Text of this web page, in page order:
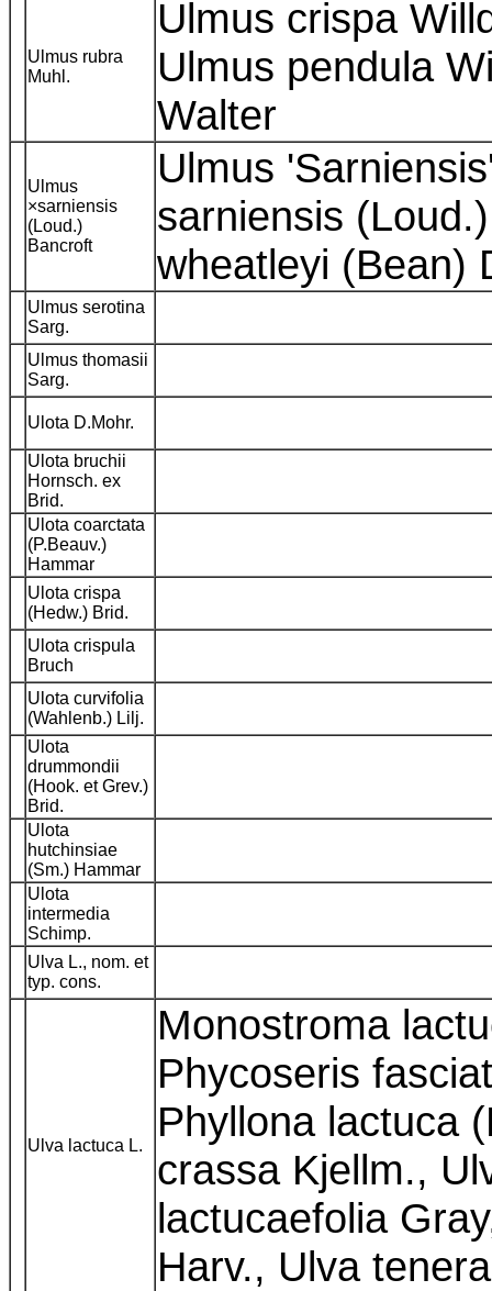
Ulmus rubra
Muhl.
Ulmus crispa
Ulmus pendula
Walter
Ulmus
×sarniensis
(Loud.)
Bancroft
Ulmus
sarniensis
wheatleyi (Bean)
Ulmus serotina
Sarg.
Ulmus thomasii
Sarg.
Ulota D.Mohr.
Ulota bruchii
Hornsch. ex
Brid.
Ulota coarctata
(P.Beauv.)
Hammar
Ulota crispa
(Hedw.) Brid.
Ulota crispula
Bruch
Ulota curvifolia
(Wahlenb.) Lilj.
Ulota
drummondii
(Hook. et Grev.)
Brid.
Ulota
hutchinsiae
(Sm.) Hammar
Ulota
intermedia
Schimp.
Ulva L., nom. et
typ. cons.
Ulva lactuca L.
Monostroma
Phycoseris
Phyllona lactuca
crassa Kjellm.,
lactucaefolia
Harv., Ulva